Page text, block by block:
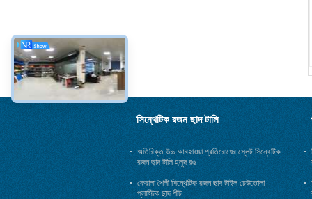
সিন্থেটিক রজন ছাদ টালি
অতিরিক্ত উচ্চ আবহাওয়া প্রতিরোধের স্লেট সিন্থেটিক
রজন ছাদ টালি হলুদ রঙ
কেরালা শৈলী সিন্থেটিক রজন ছাদ টাইল ঢেউতোলা
প্লাস্টিক ছাদ শীট